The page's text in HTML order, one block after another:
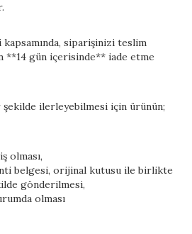
kapsamında, siparişinizi teslim
**14 gün içerisinde** iade etme
şekilde ilerleyebilmesi için ürünün;
olması,
belgesi, orijinal kutusu ile birlikte
gönderilmesi,
olması